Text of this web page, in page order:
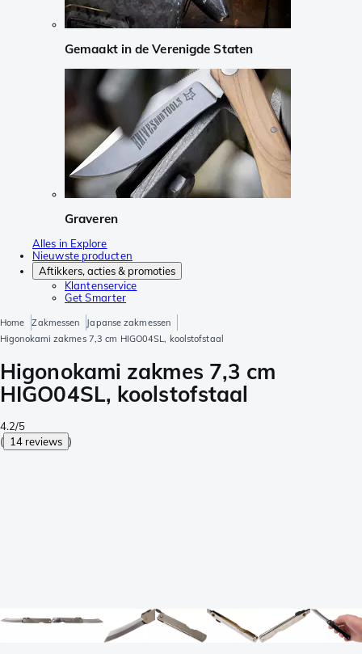
Gemaakt in de Verenigde Staten
Graveren
Alles in Explore
Nieuwste producten
Aftikkers, acties & promoties
Klantenservice
Get Smarter
Home Zakmessen
Japanse zakmessen
Higonokami zakmes 7,3 cm HIGO04SL, koolstofstaal
Higonokami zakmes 7,3 cm
HIGO04SL, koolstofstaal
4.2/5
( 14 reviews )